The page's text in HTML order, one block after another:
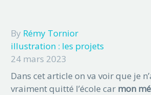
By Rémy Tornior
illustration : les projets
24 mars 2023
Dans cet article on va voir que je
vraiment quitté l’école car mon